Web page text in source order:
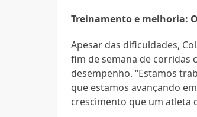
Treinamento e melhoria:
Apesar das dificuldades,
fim de semana de corridas
desempenho. “Estamos
que estamos avançando
crescimento que um atleta